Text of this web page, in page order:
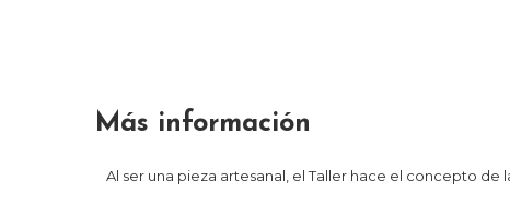
Más información
Al ser una pieza artesanal, el Taller hace el concepto de